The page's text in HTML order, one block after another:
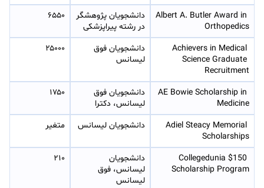
Albert A. Butler Award in
Orthopedics
در رشته پیراپزشکی
۶۵۵۰
Achievers in Medical
Science Graduate
Recruitment
لیسانس
۲۵۰۰۰
AE Bowie Scholarship in
Medicine
لیسانس، دکترا
۱۷۵۰
Adiel Steacy Memorial
Scholarships
دانشجویان لیسانس متغیر
Collegedunia $150
Scholarship Program
لیسانس
۲۱۰